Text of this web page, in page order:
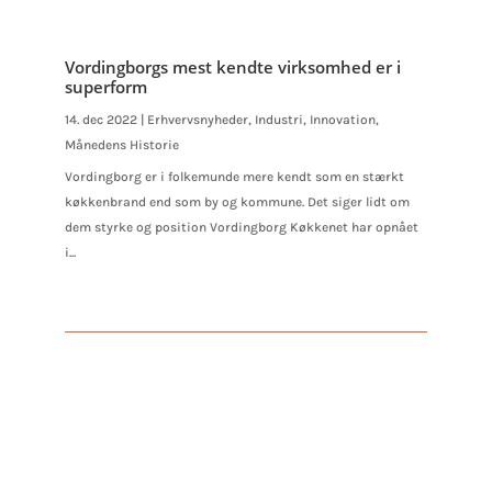
Vordingborgs mest kendte virksomhed er i
superform
14. dec 2022 Erhvervsnyheder, Industri, Innovation,
Månedens Historie
Vordingborg er i folkemunde mere kendt som en stærkt
køkkenbrand end som by og kommune. Det siger lidt om
dem styrke og position Vordingborg Køkkenet har opnået
i...